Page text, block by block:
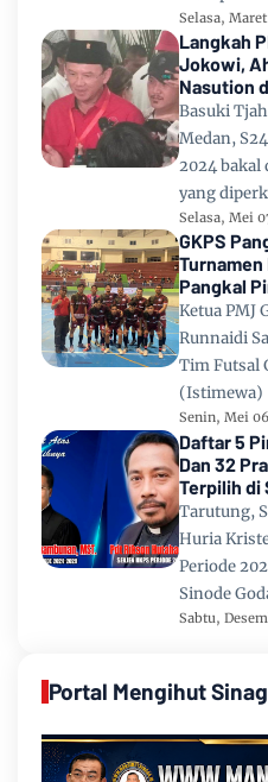
Selasa,
Langkah
Jokowi,
Nasution
Basuki
Medan,
2024 bakal
yang
Selasa, Mei
GKPS
Turnamen
Pangkal
2024
Ketua PMJ
Runnaidi
Tim Futsal
(Istimewa)
Senin, Mei
Daftar 5
Dan 32
Terpilih di
67 Tahun
Tarutung,
Huria
Periode
Sinode
Sabtu,
Portal Mengihut